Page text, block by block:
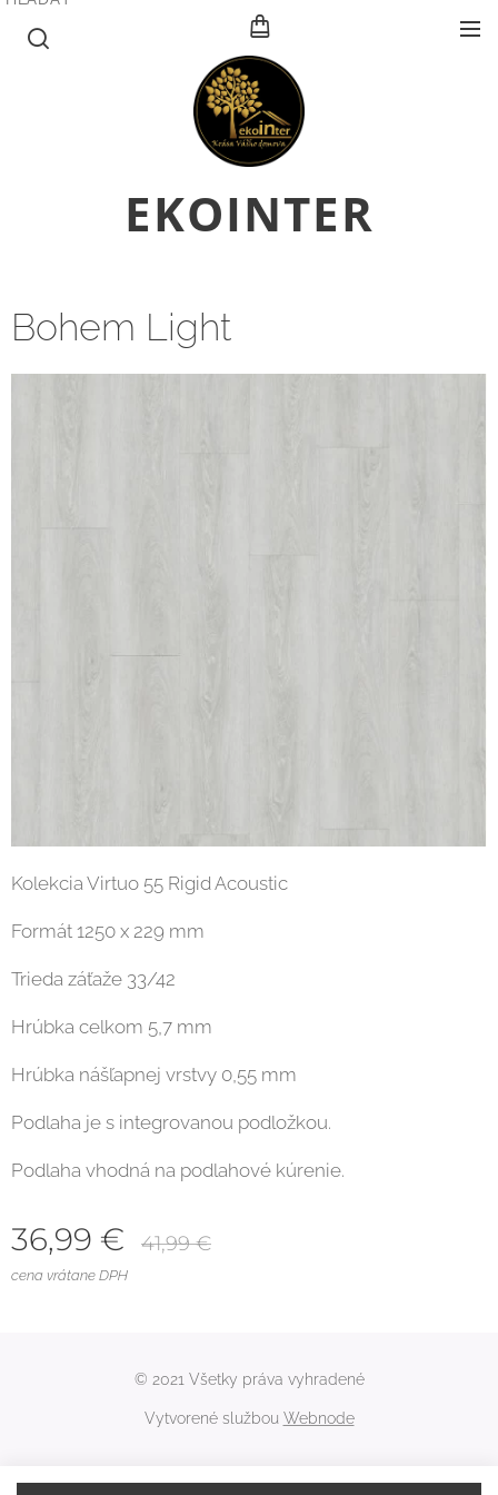
EKOINTER
Bohem Light
Kolekcia Virtuo 55 Rigid Acoustic
Formát 1250 x 229 mm
Trieda záťaže 33/42
Hrúbka celkom 5,7 mm
Hrúbka nášľapnej vrstvy 0,55 mm
Podlaha je s integrovanou podložkou.
Podlaha vhodná na podlahové kúrenie.
36,99 € 41,99€
cena vrátane DPH
© 2021 Všetky práva vyhradené
Vytvorené službou Webnode